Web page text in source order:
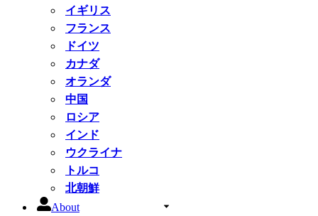
イギリス
フランス
ドイツ
カナダ
オランダ
中国
ロシア
インド
ウクライナ
トルコ
北朝鮮
About